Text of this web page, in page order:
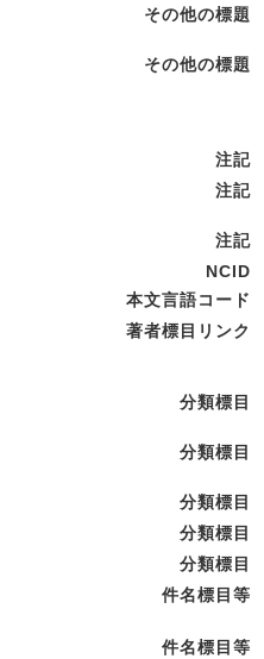
その他の標題
その他の標題
注記
注記
注記
NCID
本文言語コード
著者標目リンク
分類標目
分類標目
分類標目
分類標目
分類標目
件名標目等
件名標目等